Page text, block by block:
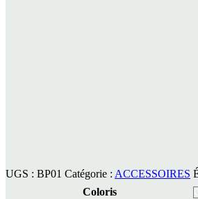
UGS : BP01 Catégorie : ACCESSOIRES
Coloris